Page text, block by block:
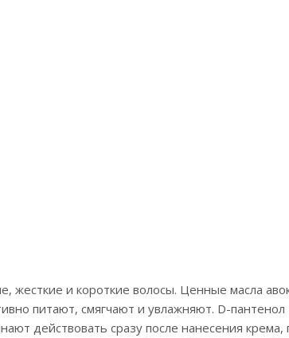
жесткие и короткие волосы. Ценные масла
питают, смягчают и увлажняют. D-пантенол
действовать сразу после нанесения крема,